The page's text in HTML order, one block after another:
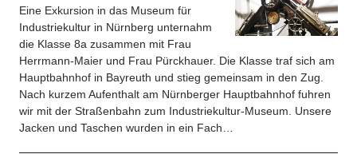
Eine Exkursion in das Museum für
Industriekultur in Nürnberg unternahm
die Klasse 8a zusammen mit Frau
Herrmann-Maier und Frau Pürckhauer. Die Klasse traf sich am
Hauptbahnhof in Bayreuth und stieg gemeinsam in den Zug.
Nach kurzem Aufenthalt am Nürnberger Hauptbahnhof fuhren
wir mit der Straßenbahn zum Industriekultur-Museum. Unsere
Jacken und Taschen wurden in ein Fach…